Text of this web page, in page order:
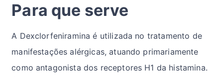
Para que serve
A Dexclorfeniramina é utilizada no tratamento de
manifestações alérgicas, atuando primariamente
como antagonista dos receptores H1 da histamina.